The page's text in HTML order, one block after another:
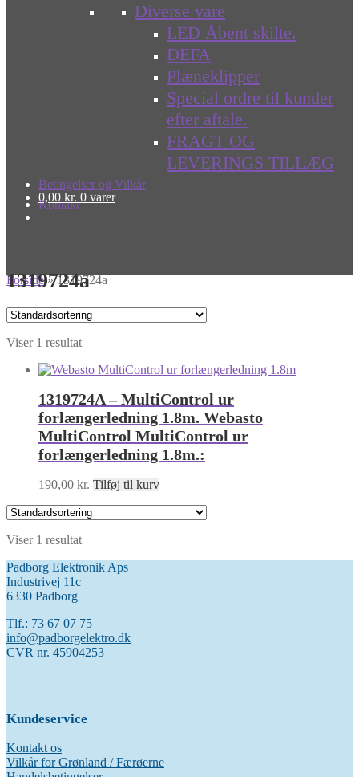
Diverse vare
LED Åbent skilte.
DEFA
Plæneklipper
Special ordre til kunder
efter aftale.
FRAGT OG
LEVERINGS TILLÆG
Betingelser og Vilkår
Kontakt
0,00 kr. 0 varer
Forside»1319724a
1319724a
Viser 1 resultat
1319724A – MultiControl ur
forlængerledning 1.8m. Webasto
MultiControl MultiControl ur
forlængerledning 1.8m.:
190,00 kr. Tilføj til kurv
Viser 1 resultat
Padborg Elektronik Aps
Industrivej 11c
6330 Padborg
Tlf.: 73 67 07 75
info@padborgelektro.dk
CVR nr. 45904253
Kundeservice
Kontakt os
Vilkår for Grønland / Færøerne